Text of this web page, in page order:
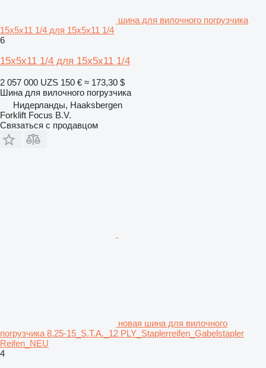
шина для вилочного погрузчика
15x5x11 1/4 для 15x5x11 1/4
6
15x5x11 1/4 для 15x5x11 1/4
2 057 000 UZS 150 € ≈ 173,30 $
Шина для вилочного погрузчика
Нидерланды, Haaksbergen
Forklift Focus B.V.
Связаться с продавцом
новая шина для вилочного
погрузчика 8.25-15_S.T.A._12 PLY_Staplerreifen_Gabelstapler
Reifen_NEU
4